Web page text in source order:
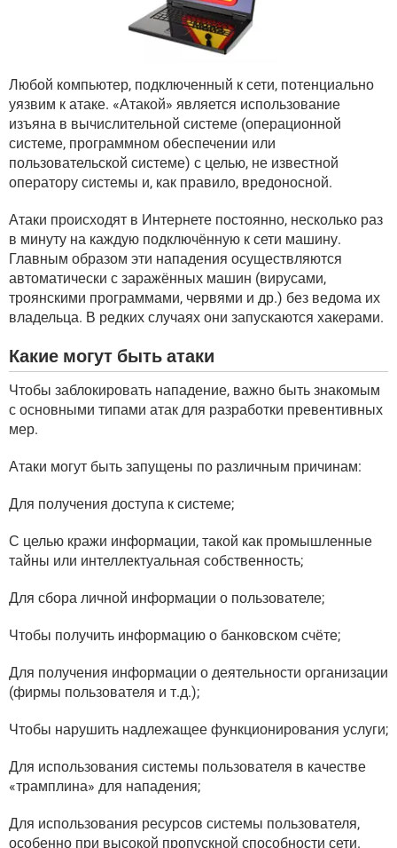
GOOGLE
Любой компьютер, подключенный к сети, потенциально
уязвим к атаке. «Атакой» является использование
изъяна в вычислительной системе (операционной
системе, программном обеспечении или
пользовательской системе) с целью, не известной
оператору системы и, как правило, вредоносной.
Атаки происходят в Интернете постоянно, несколько раз
в минуту на каждую подключённую к сети машину.
Главным образом эти нападения осуществляются
автоматически с заражённых машин (вирусами,
троянскими программами, червями и др.) без ведома их
владельца. В редких случаях они запускаются хакерами.
Какие могут быть атаки
Чтобы заблокировать нападение, важно быть знакомым
с основными типами атак для разработки превентивных
мер.
Атаки могут быть запущены по различным причинам:
Для получения доступа к системе;
С целью кражи информации, такой как промышленные
тайны или интеллектуальная собственность;
Для сбора личной информации о пользователе;
Чтобы получить информацию о банковском счёте;
Для получения информации о деятельности организации
(фирмы пользователя и т.д.);
Чтобы нарушить надлежащее функционирования услуги;
Для использования системы пользователя в качестве
«трамплина» для нападения;
Для использования ресурсов системы пользователя,
особенно при высокой пропускной способности сети.